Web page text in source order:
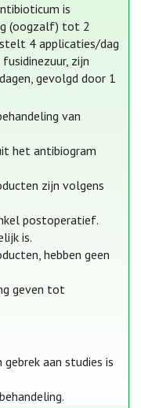
is
(oogzalf) tot 2
stelt 4 applicaties/dag
zijn
gevolgd door 1
van
het antibiogram
zijn volgens
postoperatief.
is.
hebben geen
geven tot
gebrek aan studies is